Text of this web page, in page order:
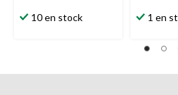
10 en stock 1 en